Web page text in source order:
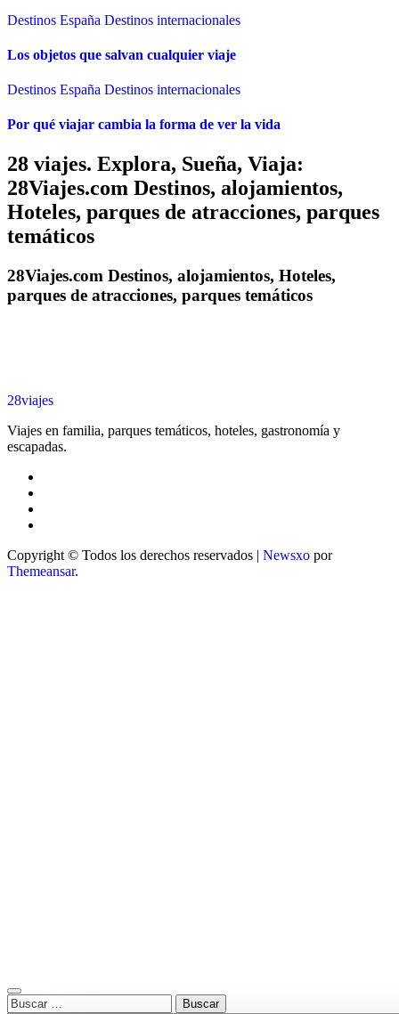
Destinos España Destinos internacionales
Los objetos que salvan cualquier viaje
Destinos España Destinos internacionales
Por qué viajar cambia la forma de ver la vida
28 viajes. Explora, Sueña, Viaja:
28Viajes.com Destinos, alojamientos,
Hoteles, parques de atracciones, parques
temáticos
28Viajes.com Destinos, alojamientos, Hoteles,
parques de atracciones, parques temáticos
28viajes
Viajes en familia, parques temáticos, hoteles, gastronomía y
escapadas.
Copyright © Todos los derechos reservados | Newsxo por
Themeansar.
Buscar: